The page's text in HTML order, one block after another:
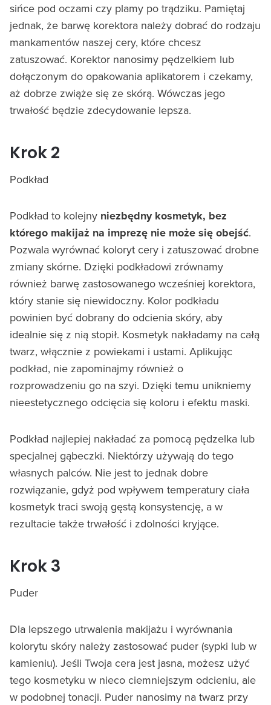
sińce pod oczami czy plamy po trądziku. Pamiętaj
jednak, że barwę korektora należy dobrać do rodzaju
mankamentów naszej cery, które chcesz
zatuszować. Korektor nanosimy pędzelkiem lub
dołączonym do opakowania aplikatorem i czekamy,
aż dobrze zwiąże się ze skórą. Wówczas jego
trwałość będzie zdecydowanie lepsza.
Krok 2
Podkład
Podkład to kolejny niezbędny kosmetyk, bez
którego makijaż na imprezę nie może się obejść.
Pozwala wyrównać koloryt cery i zatuszować drobne
zmiany skórne. Dzięki podkładowi zrównamy
również barwę zastosowanego wcześniej korektora,
który stanie się niewidoczny. Kolor podkładu
powinien być dobrany do odcienia skóry, aby
idealnie się z nią stopił. Kosmetyk nakładamy na całą
twarz, włącznie z powiekami i ustami. Aplikując
podkład, nie zapominajmy również o
rozprowadzeniu go na szyi. Dzięki temu unikniemy
nieestetycznego odcięcia się koloru i efektu maski.
Podkład najlepiej nakładać za pomocą pędzelka lub
specjalnej gąbeczki. Niektórzy używają do tego
własnych palców. Nie jest to jednak dobre
rozwiązanie, gdyż pod wpływem temperatury ciała
kosmetyk traci swoją gęstą konsystencję, a w
rezultacie także trwałość i zdolności kryjące.
Krok 3
Puder
Dla lepszego utrwalenia makijażu i wyrównania
kolorytu skóry należy zastosować puder (sypki lub w
kamieniu). Jeśli Twoja cera jest jasna, możesz użyć
tego kosmetyku w nieco ciemniejszym odcieniu, ale
w podobnej tonacji. Puder nanosimy na twarz przy